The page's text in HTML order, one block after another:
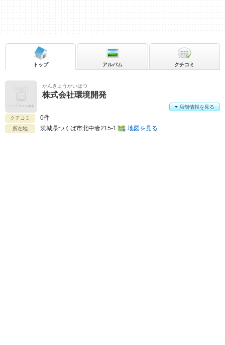
かんきょうかいはつ
株式会社環境開発
クチコミ 0件
所在地 茨城県つくば市北中妻215-1 地図を見る
店舗情報を見る
トップ アルバム クチコミ